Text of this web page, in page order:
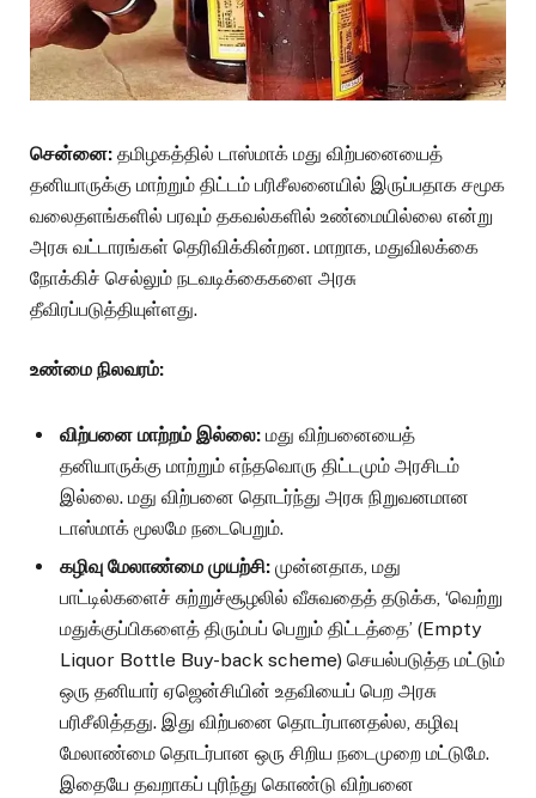
சென்னை: தமிழகத்தில் டாஸ்மாக் மது விற்பனையைத்
தனியாருக்கு மாற்றும் திட்டம் பரிசீலனையில் இருப்பதாக சமூக
வலைதளங்களில் பரவும் தகவல்களில் உண்மையில்லை என்று
அரசு வட்டாரங்கள் தெரிவிக்கின்றன. மாறாக, மதுவிலக்கை
நோக்கிச் செல்லும் நடவடிக்கைகளை அரசு
தீவிரப்படுத்தியுள்ளது.
உண்மை நிலவரம்:
விற்பனை மாற்றம் இல்லை: மது விற்பனையைத்
தனியாருக்கு மாற்றும் எந்தவொரு திட்டமும் அரசிடம்
இல்லை. மது விற்பனை தொடர்ந்து அரசு நிறுவனமான
டாஸ்மாக் மூலமே நடைபெறும்.
கழிவு மேலாண்மை முயற்சி: முன்னதாக, மது
பாட்டில்களைச் சுற்றுச்சூழலில் வீசுவதைத் தடுக்க, ‘வெற்று
மதுக்குப்பிகளைத் திரும்பப் பெறும் திட்டத்தை’ (Empty
Liquor Bottle Buy-back scheme) செயல்படுத்த மட்டும்
ஒரு தனியார் ஏஜென்சியின் உதவியைப் பெற அரசு
பரிசீலித்தது. இது விற்பனை தொடர்பானதல்ல, கழிவு
மேலாண்மை தொடர்பான ஒரு சிறிய நடைமுறை மட்டுமே.
இதையே தவறாகப் புரிந்து கொண்டு விற்பனை